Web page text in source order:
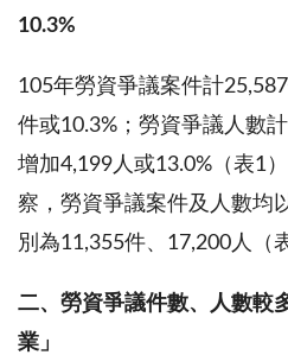
10.3%
105年勞資爭議案件計
件或10.3%；勞資爭議人數
增加4,199人或13.0%（表1
察，勞資爭議案件及人數均
別為11,355件、17,200人（
二、勞資爭議件數、人數較
業」